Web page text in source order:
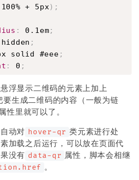
100% + 5px) ;
: 0.1em;
hidden ;
solid #eee ;
: 0 ;
{
;
{
;
(100% + 5px
浮显示二维码的元素上加上
要生成二维码的内容（一般为链
属性里就可以了。
动对 hover-qr 类元素进行处
加载之后运行，可以放在页面代
没有 data-qr 属性，脚本会相继
。